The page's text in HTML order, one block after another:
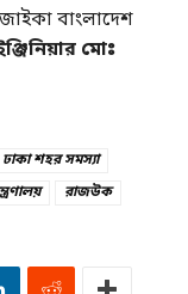
বাংলাদেশ
মোঃ
ঢাকা শহর সমস্যা
রাজউক